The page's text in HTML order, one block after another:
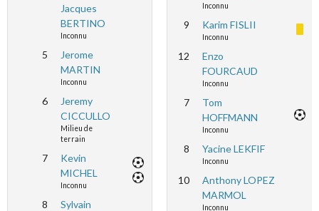
Jacques
BERTINO
Inconnu
5
Jerome
MARTIN
Inconnu
6
Jeremy
CICCULLO
Milieu de
terrain
7
Kevin
MICHEL
Inconnu
8 Sylvain
Inconnu
9 Karim FISLII
Inconnu
12
Enzo
FOURCAUD
Inconnu
7
Tom
HOFFMANN
Inconnu
8 Yacine LEKFIF
Inconnu
10
Anthony LOPEZ
MARMOL
Inconnu